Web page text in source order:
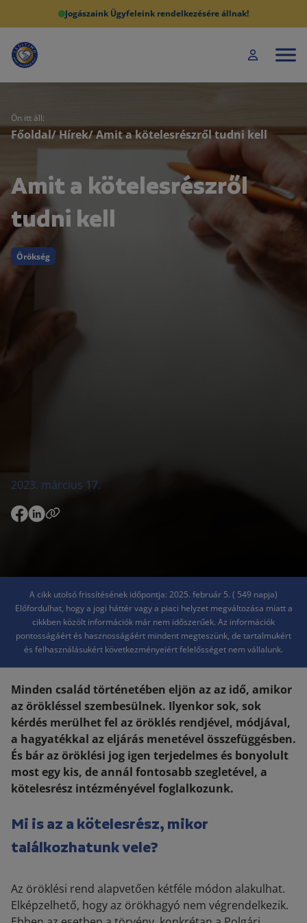
Jogászaink Ügyfeleink rendelkezésére állnak!
Ön itt áll:
Főoldal/Hírek/ Amit a kötelesrészről tudni kell
Amit a kötelesrészről
tudni kell
Örökség
2023. március 17.
A cikk utolsó frissítésének időpontja: 2025. február 5. ( 549 napja)
Előfordulhat, hogy a jogi háttér vagy a piaci helyzet megváltozása miatt a
cikkben közölt információk már nem időszerűek. Az információk
pontosságáért és hasznosságáért mindent megteszünk, de tartalmukért
és felhasználásukért következményeiért felelősséget nem vállalunk.
Minden család történetében eljön az az idő, amikor
az örökléssel szembesülnek. Ilyenkor sok, sok
kérdés merülhet fel az öröklés rendjével, módjával,
a hagyatékkal az eljárás menetével összefüggésben.
És bár az öröklési jog igen terjedelmes és bonyolult
most egy kis, de annál fontosabb szegletével, a
kötelesrész intézményével foglalkozunk.
Mi is az a kötelesrész, mikor
találkozhatunk vele?
Az öröklési rend alapvetően kétféle módon alakulhat.
Elképzelhető, hogy az örökhagyó nem végrendelkezik.